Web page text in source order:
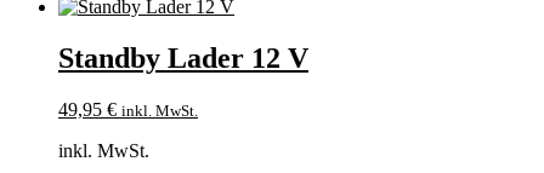
Standby Lader 12 V
49,95 € inkl. MwSt.
inkl. MwSt.